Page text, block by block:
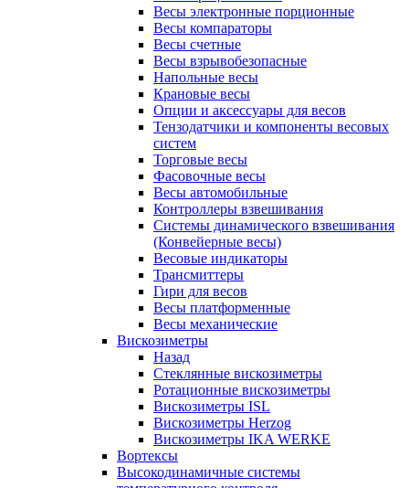
Весы электронные порционные
Весы компараторы
Весы счетные
Весы взрывобезопасные
Напольные весы
Крановые весы
Опции и аксессуары для весов
Тензодатчики и компоненты весовых
систем
Торговые весы
Фасовочные весы
Весы автомобильные
Контроллеры взвешивания
Системы динамического взвешивания
(Конвейерные весы)
Весовые индикаторы
Трансмиттеры
Гири для весов
Весы платформенные
Весы механические
Вискозиметры
Назад
Стеклянные вискозиметры
Ротационные вискозиметры
Вискозиметры ISL
Вискозиметры Herzog
Вискозиметры IKA WERKE
Вортексы
Высокодинамичные системы